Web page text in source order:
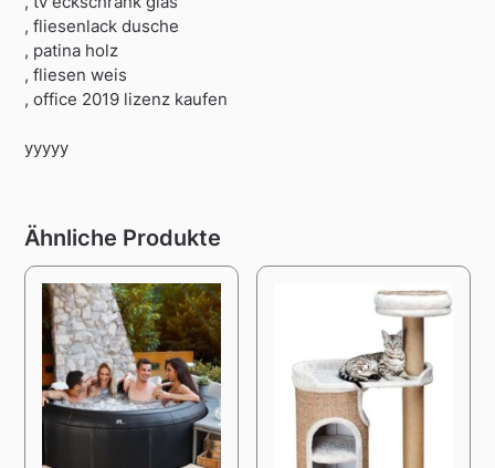
, fliesenlack dusche
, patina holz
, fliesen weis
, office 2019 lizenz kaufen
yyyyy
Ähnliche Produkte